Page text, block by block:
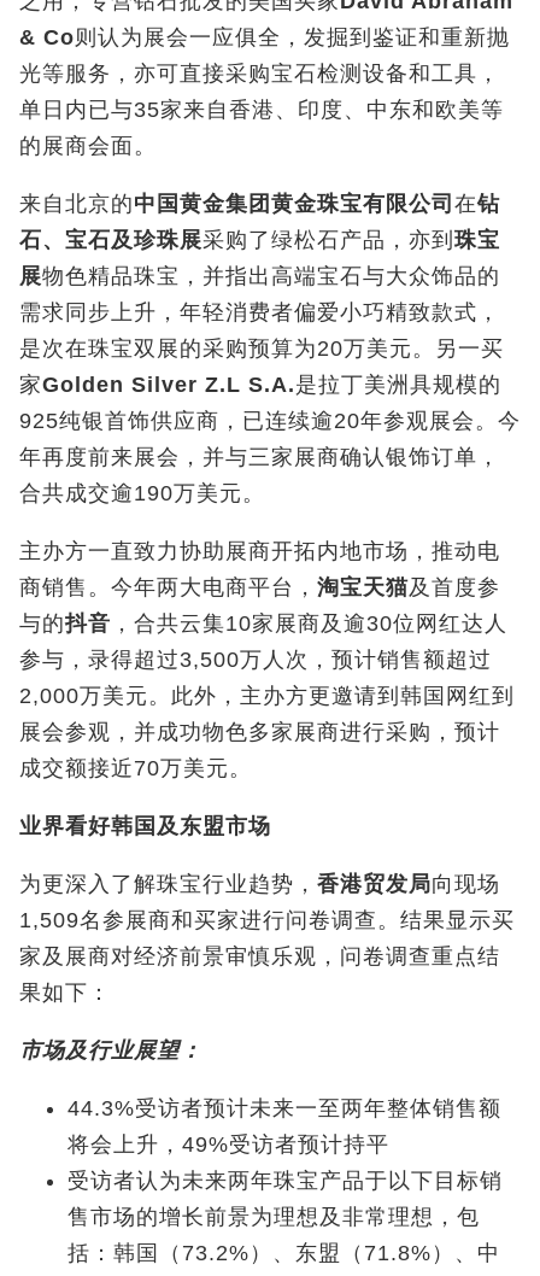
& Co则认为展会一应俱全，发掘到鉴证和重新抛
光等服务，亦可直接采购宝石检测设备和工具，
单日内已与35家来自香港、印度、中东和欧美等
的展商会面。
来自北京的中国黄金集团黄金珠宝有限公司 在钻
石、宝石及珍珠展采购了绿松石产品，亦到 珠宝
展物色精品珠宝，并指出高端宝石与大众饰品的
需求同步上升，年轻消费者偏爱小巧精致款式，
是次在珠宝双展的采购预算为20万美元。另一买
家Golden Silver Z.L S.A.是拉丁美洲具规模的
925纯银首饰供应商，已连续逾20年参观展会。今
年再度前来展会，并与三家展商确认银饰订单，
合共成交逾190万美元。
主办方一直致力协助展商开拓内地市场，推动电
商销售。今年两大电商平台， 淘宝天猫及首度参
与的抖音 ，合共云集10家展商及逾30位网红达人
参与，录得超过3,500万人次，预计销售额超过
2,000万美元。此外，主办方更邀请到韩国网红到
展会参观，并成功物色多家展商进行采购，预计
成交额接近70万美元。
业界看好韩国及东盟市场
为更深入了解珠宝行业趋势， 香港贸发局向现场
1,509名参展商和买家进行问卷调查。结果显示买
家及展商对经济前景审慎乐观，问卷调查重点结
果如下：
市场及行业展望：
44.3%受访者预计未来一至两年整体销售额
将会上升， 49%受访者预计持平
受访者认为未来两年珠宝产品于以下目标销
售市场的增长前景为理想及非常理想，包
括：韩国（73.2% ）、东盟（ 71.8% ）、中